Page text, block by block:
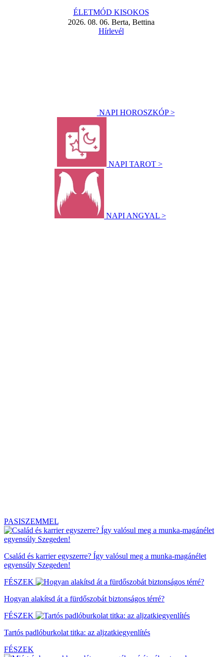
ÉLETMÓD KISOKOS
2026. 08. 06. Berta, Bettina
Hírlevél
NAPI HOROSZKÓP >
NAPI TAROT >
NAPI ANGYAL >
PASISZEMMEL
Család és karrier egyszerre? Így valósul meg a munka-magánélet
egyensúly Szegeden!
FÉSZEK
Hogyan alakítsd át a fürdőszobát biztonságos térré?
FÉSZEK
Tartós padlóburkolat titka: az aljzatkiegyenlítés
FÉSZEK